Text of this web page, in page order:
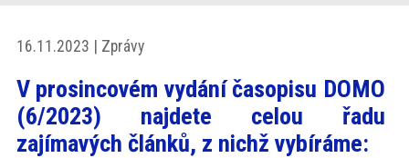
Prodejní
ProfiMag
16.11.2023 | Zprávy
V prosincovém vydání časopisu DOMO
(6/2023) najdete celou řadu
zajímavých článků, z nichž vybíráme: